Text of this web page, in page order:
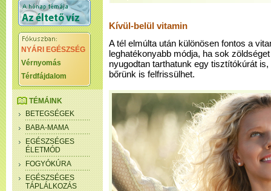
NYÁRI EGÉSZSÉG
Vérnyomás
Térdfájdalom
TÉMÁINK
BETEGSÉGEK
BABA-MAMA
EGÉSZSÉGES
ÉLETMÓD
FOGYÓKÚRA
EGÉSZSÉGES
TÁPLÁLKOZÁS
Kívül-belül vitamin
A tél elmúlta után különösen fontos a
leghatékonyabb módja, ha sok
nyugodtan tarthatunk egy tisztítókúrát
bőrünk is felfrissülhet.